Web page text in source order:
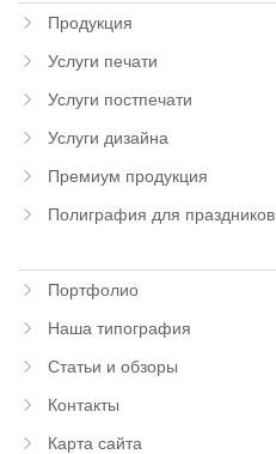
Продукция
Услуги печати
Услуги постпечати
Услуги дизайна
Премиум продукция
Полиграфия для праздников
Портфолио
Наша типография
Статьи и обзоры
Контакты
Карта сайта